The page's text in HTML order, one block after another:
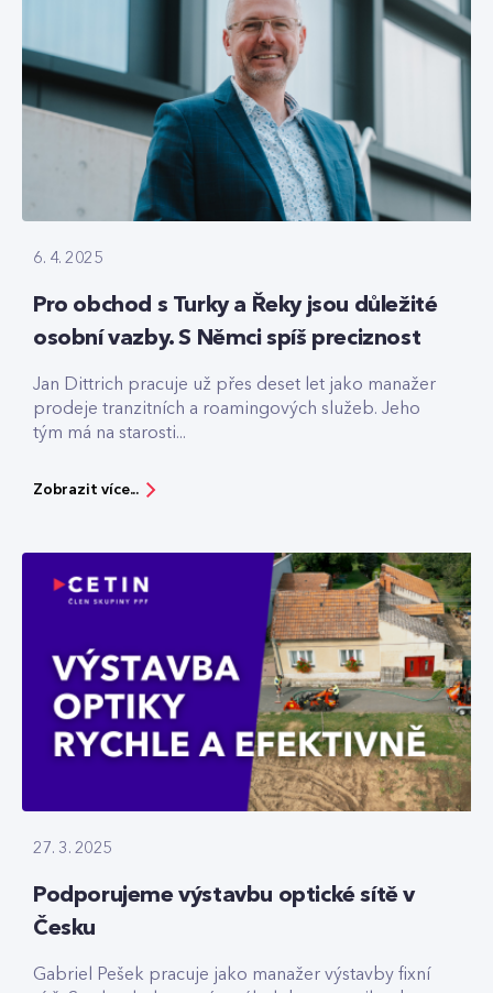
6. 4. 2025
Pro obchod s Turky a Řeky jsou důležité
osobní vazby. S Němci spíš preciznost
Jan Dittrich pracuje už přes deset let jako manažer
prodeje tranzitních a roamingových služeb. Jeho
tým má na starosti...
Zobrazit více...
27. 3. 2025
Podporujeme výstavbu optické sítě v
Česku
Gabriel Pešek pracuje jako manažer výstavby fixní